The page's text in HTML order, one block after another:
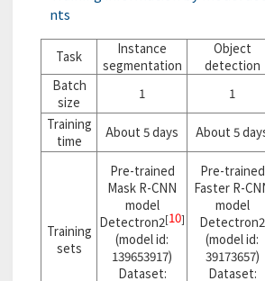
nts
Task
Instance
segmentation
Object
detection
Batch
size
1 1
Training
time
About 5 days About 5
Training
sets
Pre-trained
Mask R-CNN
model
Detectron2[10]
(model id:
139653917)
Dataset:
Pre-trained
Faster R-
model
Detectron2
(model id:
39173657)
Dataset: